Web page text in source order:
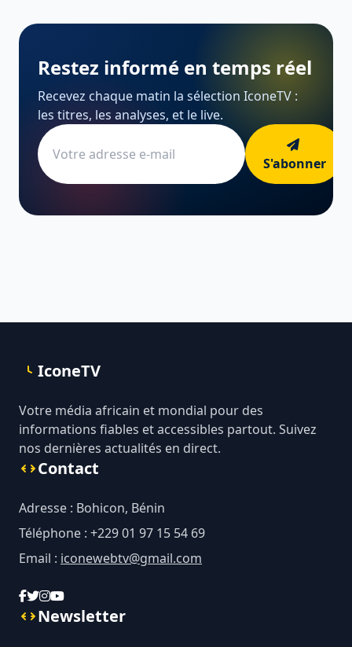
Restez informé en temps réel
Recevez chaque matin la sélection IconeTV :
les titres, les analyses, et le live.
S'abonner
IconeTV
Votre média africain et mondial pour des
informations fiables et accessibles partout. Suivez
nos dernières actualités en direct.
Contact
Adresse : Bohicon, Bénin
Téléphone : +229 01 97 15 54 69
Email : iconewebtv@gmail.com
Newsletter